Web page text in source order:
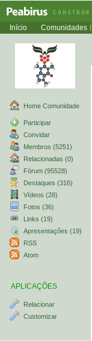
Início Comunidades
Home Comunidade
Participar
Convidar
Membros (5251)
Relacionadas (0)
Fórum (95528)
Destaques (316)
Vídeos (28)
Fotos (36)
Links (19)
Apresentações (19)
RSS
Atom
APLICAÇÕES
Relacionar
Customizar